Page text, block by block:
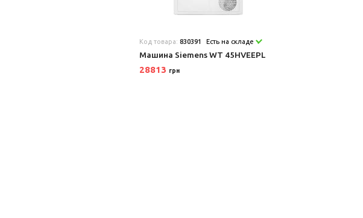
Код товара:830391 Есть на складе
Машина Siemens WT 45HVEEPL
28813 грн